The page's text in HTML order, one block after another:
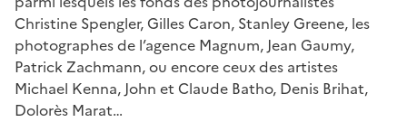
Christine Spengler, Gilles Caron, Stanley Greene, les
photographes de l’agence Magnum, Jean Gaumy,
Patrick Zachmann, ou encore ceux des artistes
Michael Kenna, John et Claude Batho, Denis Brihat,
Dolorès Marat…